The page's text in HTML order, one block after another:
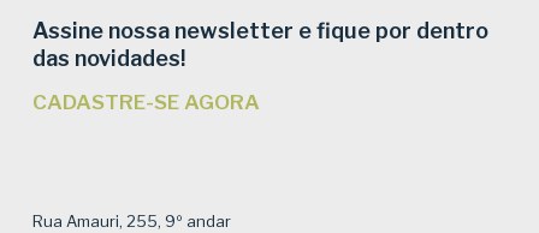
Assine nossa newsletter e fique por dentro
das novidades!
CADASTRE-SE AGORA
Rua Amauri, 255, 9º andar